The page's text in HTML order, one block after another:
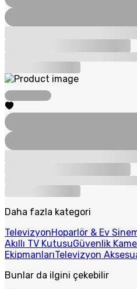
Daha fazla kategori
TelevizyonHoparlör & Ev
Akıllı TV KutusuGüvenlik
EkipmanlarıTelevizyon
Bunlar da ilgini çekebilir